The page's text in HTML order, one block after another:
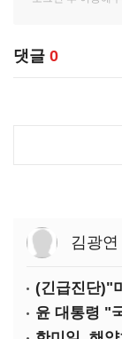
댓글 0
김광연